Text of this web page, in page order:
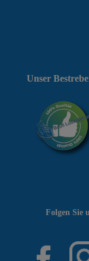
Folgen Sie
Unser